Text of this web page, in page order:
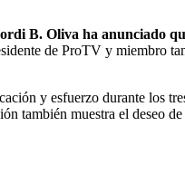
B. Oliva ha anunciado
de ProTV y miembro
y esfuerzo durante los
también muestra el deseo